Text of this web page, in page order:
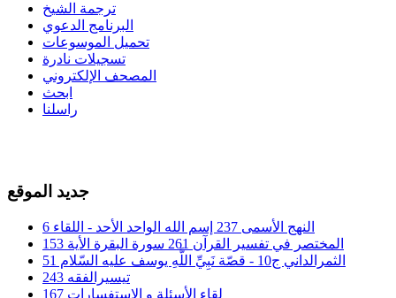
ترجمة الشيخ
البرنامج الدعوي
تحميل الموسوعات
تسجيلات نادرة
المصحف الإلكتروني
ابحث
راسلنا
جديد الموقع
النهج الأسمى 237 إسم الله الواحد الأحد - اللقاء 6
المختصر في تفسير القرآن 261 سورة البقرة الأية 153
الثمرالداني ج10 - قصّة نَبِيِّ اللَّهِ يوسف عليه السّلام 51
تيسيرالفقه 243
لقاء الأسئلة و الإستفسارات 167